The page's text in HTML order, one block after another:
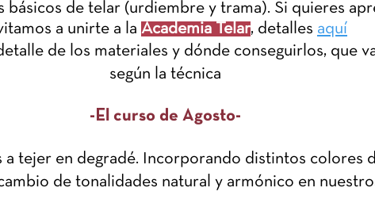
de telar (urdiembre y trama). Si quieres
a unirte a la Academia Telar, detalles aquí
de los materiales y dónde conseguirlos, que
según la técnica
-El curso de Agosto-
a tejer en degradé. Incorporando distintos colores
de tonalidades natural y armónico en